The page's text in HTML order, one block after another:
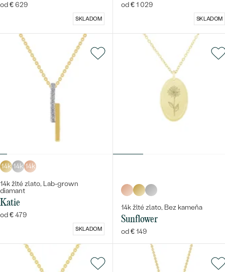
od € 629
SKLADOM
od € 1 029
SKLADOM
14k 14k 14k
14k žlté zlato, Lab-grown
diamant
Katie
od € 479
SKLADOM
14k žlté zlato, Bez kameňa
Sunflower
od € 149